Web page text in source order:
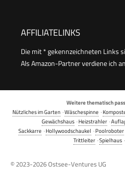
AFFILIATELINKS
Die mit * gekennzeichneten Links
Als Amazon-Partner verdiene ich
Weitere thematisch
Nützliches im Garten·Wäschespinne ·
Gewächshaus·Heizstrahler·
Sackkarre ·Hollywoodschaukel ·Poolroboter
Trittleiter·Spielhaus·
© 2023-2026Ostsee-Ventures UG